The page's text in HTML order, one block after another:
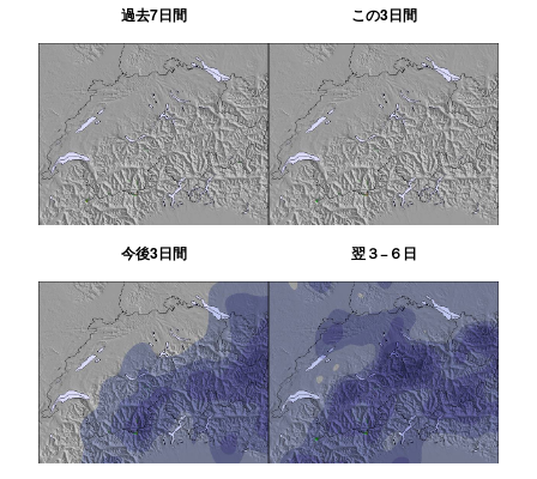
過去7日間 この3日間
今後3日間 翌３−６日